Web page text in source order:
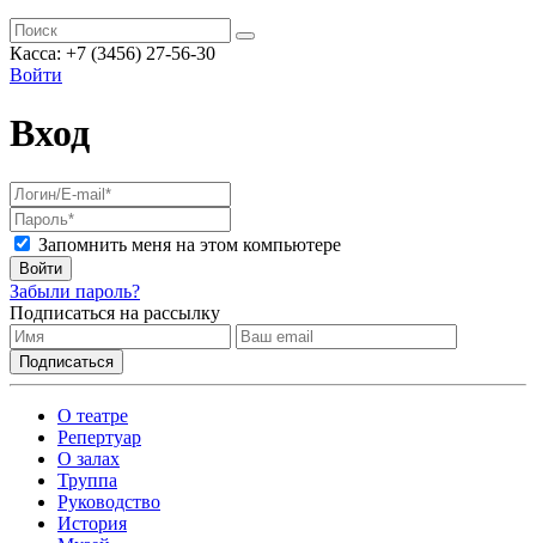
Касса: +7 (3456) 27-56-30
Войти
Вход
Запомнить меня на этом компьютере
Войти
Забыли пароль?
Подписаться на рассылку
О театре
Репертуар
О залах
Труппа
Руководство
История